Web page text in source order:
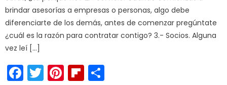
brindar asesorías a empresas o personas, algo debe
diferenciarte de los demás, antes de comenzar pregúntate
¿cuál es la razón para contratar contigo? 3.- Socios. Alguna
vez leí […]
Facebook
Twitter
Pinterest
Flipboard